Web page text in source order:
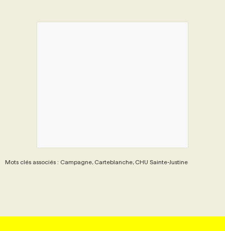
Mots clés associés : Campagne, Carteblanche, CHU Sainte-Justine